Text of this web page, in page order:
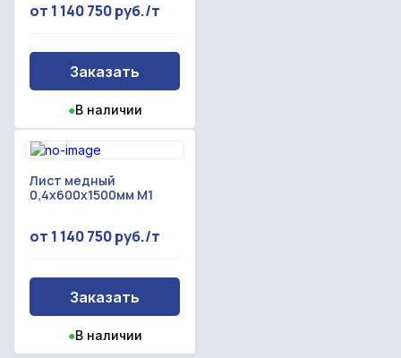
от 1 140 750 руб./т
Заказать
●В наличии
Лист медный
0,4x600x1500мм М1
от 1 140 750 руб./т
Заказать
●В наличии